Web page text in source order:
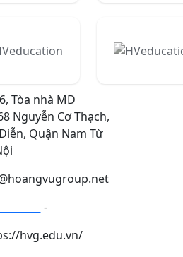
Tòa nhà MD
Nguyễn Cơ Thạch,
Quận Nam Từ
-
hvg.edu.vn/